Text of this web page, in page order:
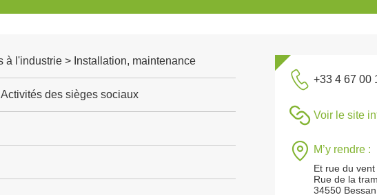
à l'industrie > Installation, maintenance
des sièges sociaux
+33 4 67 00
Voir le site
M’y rendre :
Et rue du vent
Rue de la
34550 Bessan